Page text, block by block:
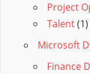
Project
Talent(1)
Microsoft
Finance